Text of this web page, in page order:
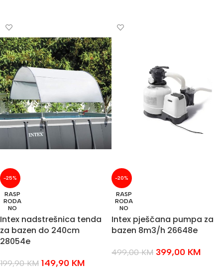
-25%
RASP
RODA
NO
Intex nadstrešnica tenda
za bazen do 240cm
28054e
199,90KM 149,90 KM
-20%
RASP
RODA
NO
Intex pješčana pumpa za
bazen 8m3/h 26648e
499,00KM 399,00 KM